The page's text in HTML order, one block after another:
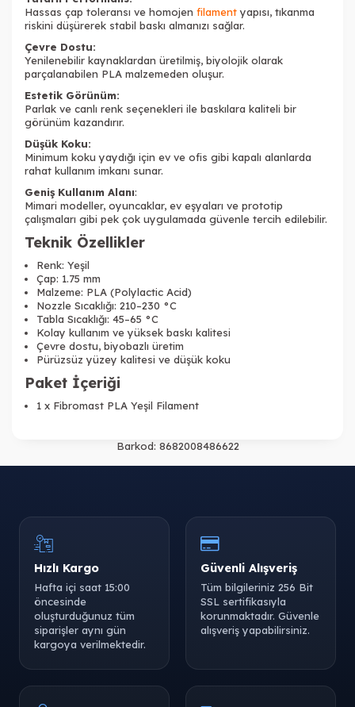
Tükendi
Hassas çap toleransı ve homojen filamentyapısı, tıkanma
riskini düşürerek stabil baskı almanızı sağlar.
Çevre Dostu:
Yenilenebilir kaynaklardan üretilmiş, biyolojik olarak
parçalanabilen PLA malzemeden oluşur.
Estetik Görünüm:
Parlak ve canlı renk seçenekleri ile baskılara kaliteli bir
görünüm kazandırır.
Düşük Koku:
Minimum koku yaydığı için ev ve ofis gibi kapalı alanlarda
rahat kullanım imkanı sunar.
Geniş Kullanım Alanı:
Mimari modeller, oyuncaklar, ev eşyaları ve prototip
çalışmaları gibi pek çok uygulamada güvenle tercih edilebilir.
Teknik Özellikler
Renk: Yeşil
Çap: 1.75 mm
Malzeme: PLA (Polylactic Acid)
Nozzle Sıcaklığı: 210–230 °C
Tabla Sıcaklığı: 45–65 °C
Kolay kullanım ve yüksek baskı kalitesi
Çevre dostu, biyobazlı üretim
Pürüzsüz yüzey kalitesi ve düşük koku
Paket İçeriği
1 x Fibromast PLA Yeşil Filament
Barkod: 8682008486622
Hızlı Kargo
Hafta içi saat 15:00
öncesinde
oluşturduğunuz tüm
siparişler aynı gün
kargoya verilmektedir.
Güvenli Alışveriş
Tüm bilgileriniz 256 Bit
SSL sertifikasıyla
korunmaktadır. Güvenle
alışveriş yapabilirsiniz.